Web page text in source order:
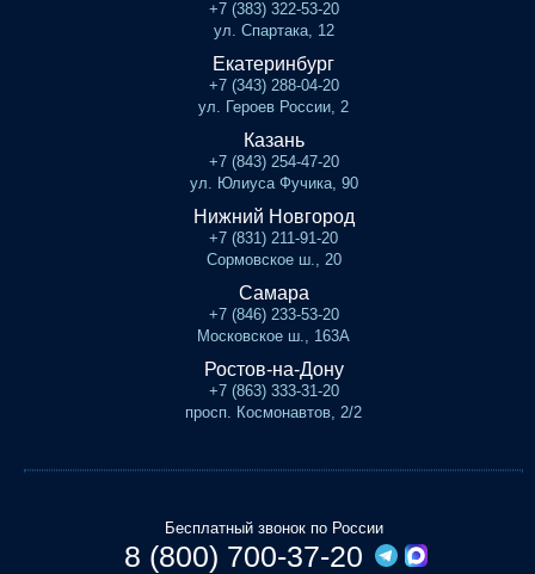
+7 (383) 322-53-20
ул. Спартака, 12
Екатеринбург
+7 (343) 288-04-20
ул. Героев России, 2
Казань
+7 (843) 254-47-20
ул. Юлиуса Фучика, 90
Нижний Новгород
+7 (831) 211-91-20
Сормовское ш., 20
Самара
+7 (846) 233-53-20
Московское ш., 163А
Ростов-на-Дону
+7 (863) 333-31-20
просп. Космонавтов, 2/2
Бесплатный звонок по России
8 (800) 700-37-20